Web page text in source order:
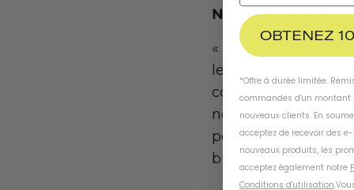
NEUTRE SUR LE
« Je fais un don à
le plus urgent de
collectivement, et
nos clients n'aient
pour qu'elles
but non lucratif
OBTENEZ
*Offre à durée limitée.
commandes d'un montant
nouveaux clients. En
acceptez de recevoir des
nouveaux produits, les
acceptez également notre
Conditions d'utilisation.